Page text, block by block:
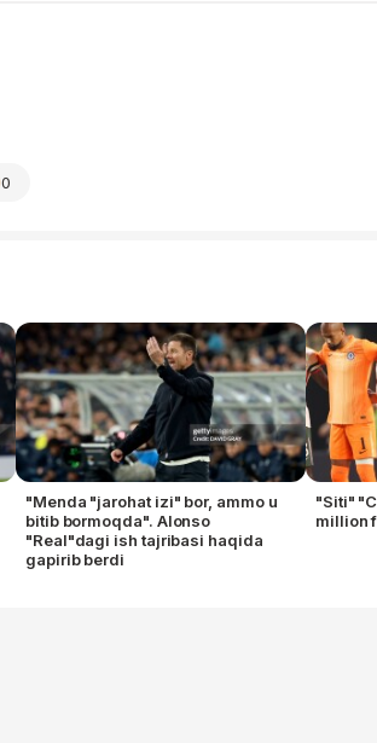
0
"Menda "jarohat izi" bor, ammo u
bitib bormoqda". Alonso
"Real"dagi ish tajribasi haqida
gapirib berdi
"Siti"
million